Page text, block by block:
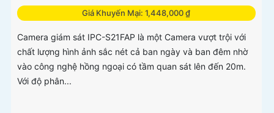
Giá Khuyến Mại: 1,448,000 ₫
Camera giám sát IPC-S21FAP là một Camera vượt trội với
chất lượng hình ảnh sắc nét cả ban ngày và ban đêm nhờ
vào công nghệ hồng ngoại có tầm quan sát lên đến 20m.
Với độ phân...